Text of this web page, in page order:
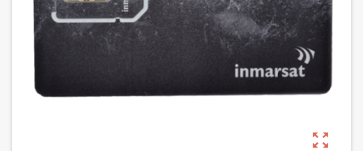
zoom_out_map